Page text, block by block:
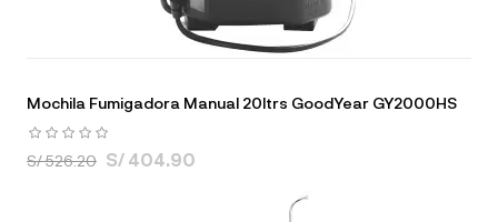
Mochila Fumigadora Manual 20ltrs GoodYear GY2000HS
S/ 526.20 S/ 404.90